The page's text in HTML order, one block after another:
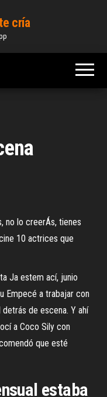
cría
no lo creerÁs, tienes
10 actrices que
Ja estem ací, junio
Empecé a trabajar con
de escena. Y ahí
a Coco Sily con
que esté
estaba